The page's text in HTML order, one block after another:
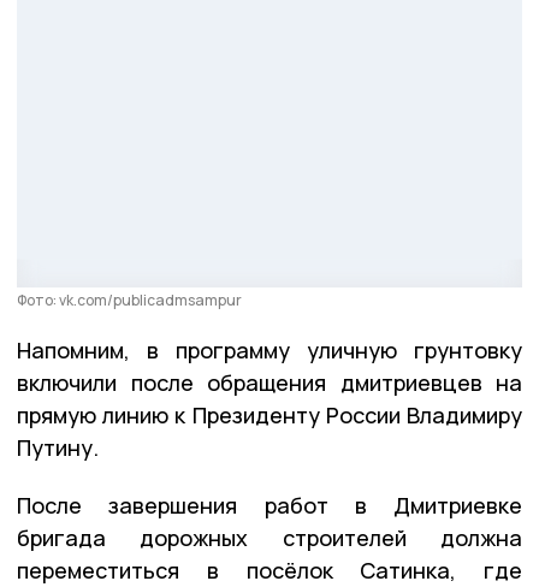
Фото: vk.com/publicadmsampur
Напомним, в программу уличную грунтовку
включили после обращения дмитриевцев на
прямую линию к Президенту России Владимиру
Путину.
После завершения работ в Дмитриевке
бригада дорожных строителей должна
переместиться в посёлок Сатинка, где